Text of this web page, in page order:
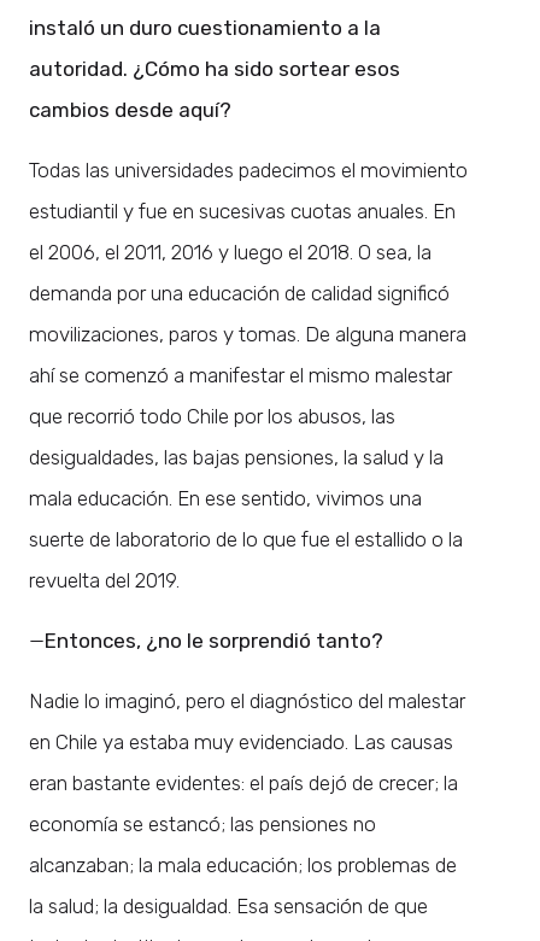
instaló un duro cuestionamiento a la
autoridad. ¿Cómo ha sido sortear esos
cambios desde aquí?
Todas las universidades padecimos el movimiento
estudiantil y fue en sucesivas cuotas anuales. En
el 2006, el 2011, 2016 y luego el 2018. O sea, la
demanda por una educación de calidad significó
movilizaciones, paros y tomas. De alguna manera
ahí se comenzó a manifestar el mismo malestar
que recorrió todo Chile por los abusos, las
desigualdades, las bajas pensiones, la salud y la
mala educación. En ese sentido, vivimos una
suerte de laboratorio de lo que fue el estallido o la
revuelta del 2019.
—Entonces, ¿no le sorprendió tanto?
Nadie lo imaginó, pero el diagnóstico del malestar
en Chile ya estaba muy evidenciado. Las causas
eran bastante evidentes: el país dejó de crecer; la
economía se estancó; las pensiones no
alcanzaban; la mala educación; los problemas de
la salud; la desigualdad. Esa sensación de que